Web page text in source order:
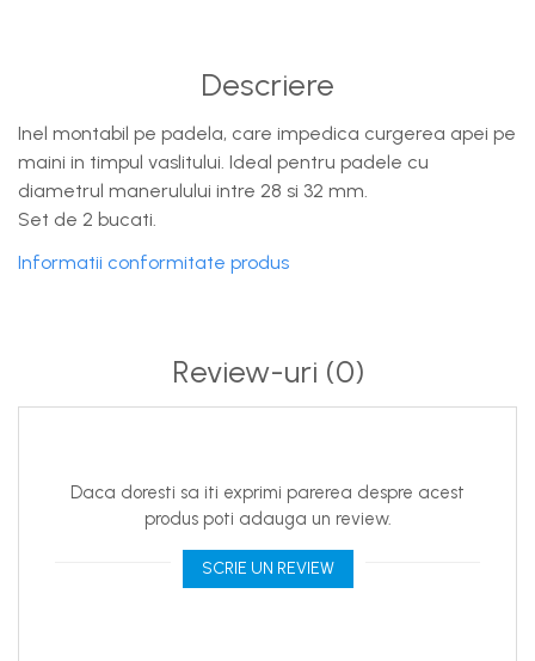
Descriere
Inel montabil pe padela, care impedica curgerea apei pe
maini in timpul vaslitului. Ideal pentru padele cu
diametrul manerulului intre 28 si 32 mm.
Set de 2 bucati.
Informatii conformitate produs
Review-uri (0)
Daca doresti sa iti exprimi parerea despre acest
produs poti adauga un review.
SCRIE UN REVIEW